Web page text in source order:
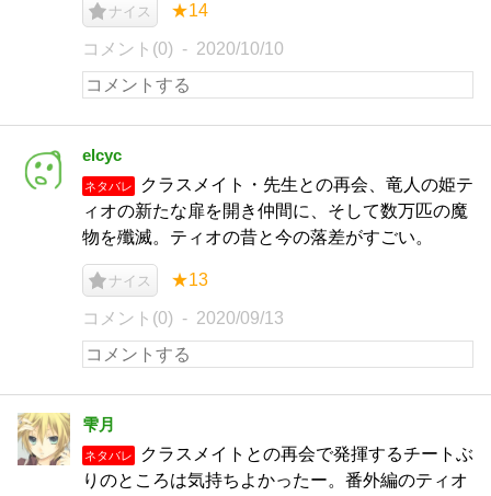
ナイス ★14
コメント(0) 2020/10/10
elcyc
ネタバレ
クラスメイト・先生との再会、竜人の姫テ
ィオの新たな扉を開き仲間に、そして数万匹の魔
物を殲滅。ティオの昔と今の落差がすごい。
ナイス ★13
コメント(0) 2020/09/13
雫月
ネタバレ
クラスメイトとの再会で発揮するチートぶ
りのところは気持ちよかったー。番外編のティオ